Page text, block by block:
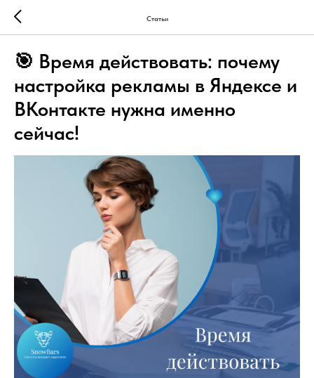
Статьи
🎯 Время действовать: почему
настройка рекламы в Яндексе и
ВКонтакте нужна именно
сейчас!